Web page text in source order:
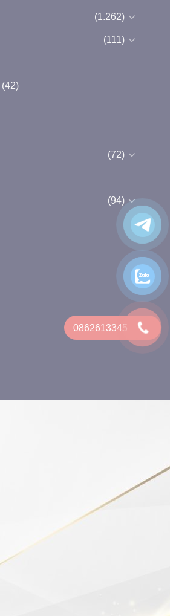
(1.262)
(111)
(42)
(72)
(94)
0862613345